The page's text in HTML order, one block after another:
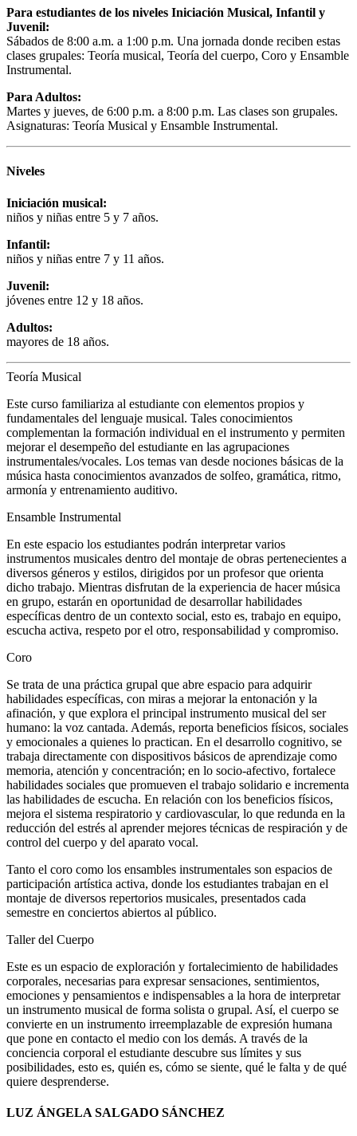
Para estudiantes de los niveles Iniciación Musical, Infantil y
Juvenil:
Sábados de 8:00 a.m. a 1:00 p.m. Una jornada donde reciben estas
clases grupales: Teoría musical, Teoría del cuerpo, Coro y Ensamble
Instrumental.
Para Adultos:
Martes y jueves, de 6:00 p.m. a 8:00 p.m. Las clases son grupales.
Asignaturas: Teoría Musical y Ensamble Instrumental.
Niveles
Iniciación musical:
niños y niñas entre 5 y 7 años.
Infantil:
niños y niñas entre 7 y 11 años.
Juvenil:
jóvenes entre 12 y 18 años.
Adultos:
mayores de 18 años.
Teoría Musical
Este curso familiariza al estudiante con elementos propios y
fundamentales del lenguaje musical. Tales conocimientos
complementan la formación individual en el instrumento y permiten
mejorar el desempeño del estudiante en las agrupaciones
instrumentales/vocales. Los temas van desde nociones básicas de la
música hasta conocimientos avanzados de solfeo, gramática, ritmo,
armonía y entrenamiento auditivo.
Ensamble Instrumental
En este espacio los estudiantes podrán interpretar varios
instrumentos musicales dentro del montaje de obras pertenecientes a
diversos géneros y estilos, dirigidos por un profesor que orienta
dicho trabajo. Mientras disfrutan de la experiencia de hacer música
en grupo, estarán en oportunidad de desarrollar habilidades
específicas dentro de un contexto social, esto es, trabajo en equipo,
escucha activa, respeto por el otro, responsabilidad y compromiso.
Coro
Se trata de una práctica grupal que abre espacio para adquirir
habilidades específicas, con miras a mejorar la entonación y la
afinación, y que explora el principal instrumento musical del ser
humano: la voz cantada. Además, reporta beneficios físicos, sociales
y emocionales a quienes lo practican. En el desarrollo cognitivo, se
trabaja directamente con dispositivos básicos de aprendizaje como
memoria, atención y concentración; en lo socio-afectivo, fortalece
habilidades sociales que promueven el trabajo solidario e incrementa
las habilidades de escucha. En relación con los beneficios físicos,
mejora el sistema respiratorio y cardiovascular, lo que redunda en la
reducción del estrés al aprender mejores técnicas de respiración y de
control del cuerpo y del aparato vocal.
Tanto el coro como los ensambles instrumentales son espacios de
participación artística activa, donde los estudiantes trabajan en el
montaje de diversos repertorios musicales, presentados cada
semestre en conciertos abiertos al público.
Taller del Cuerpo
Este es un espacio de exploración y fortalecimiento de habilidades
corporales, necesarias para expresar sensaciones, sentimientos,
emociones y pensamientos e indispensables a la hora de interpretar
un instrumento musical de forma solista o grupal. Así, el cuerpo se
convierte en un instrumento irreemplazable de expresión humana
que pone en contacto el medio con los demás. A través de la
conciencia corporal el estudiante descubre sus límites y sus
posibilidades, esto es, quién es, cómo se siente, qué le falta y de qué
quiere desprenderse.
LUZ ÁNGELA SALGADO SÁNCHEZ